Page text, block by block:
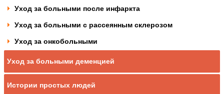
Уход за больными после инфаркта
Уход за больными с рассеянным склерозом
Уход за онкобольными
Уход за больными деменцией
Истории простых людей